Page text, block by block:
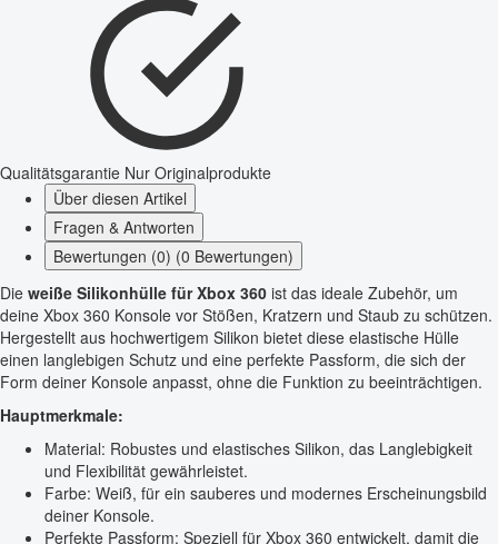
Qualitätsgarantie Nur Originalprodukte
Über diesen Artikel
Fragen & Antworten
Bewertungen (0) (0 Bewertungen)
Die weiße Silikonhülle für Xbox 360 ist das ideale Zubehör, um
deine Xbox 360 Konsole vor Stößen, Kratzern und Staub zu schützen.
Hergestellt aus hochwertigem Silikon bietet diese elastische Hülle
einen langlebigen Schutz und eine perfekte Passform, die sich der
Form deiner Konsole anpasst, ohne die Funktion zu beeinträchtigen.
Hauptmerkmale:
Material: Robustes und elastisches Silikon, das Langlebigkeit
und Flexibilität gewährleistet.
Farbe: Weiß, für ein sauberes und modernes Erscheinungsbild
deiner Konsole.
Perfekte Passform: Speziell für Xbox 360 entwickelt, damit die